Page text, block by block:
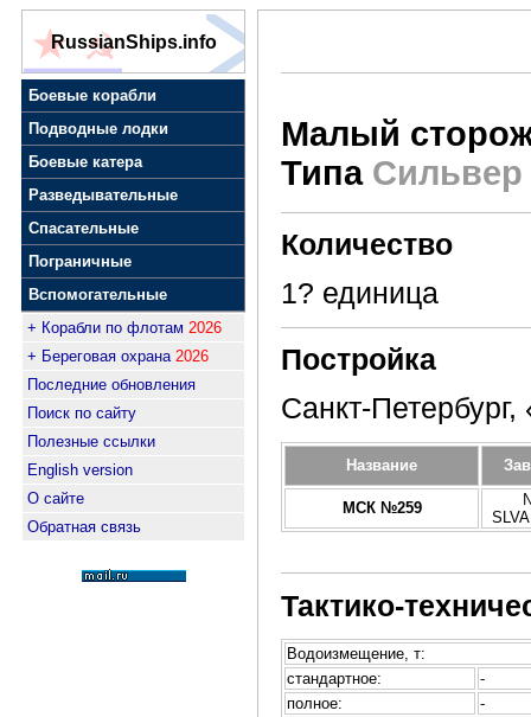
RussianShips.info
Боевые корабли
Подводные лодки
Боевые катера
Разведывательные
Спасательные
Пограничные
Вспомогательные
+ Корабли по флотам 2026
+ Береговая охрана 2026
Последние обновления
Поиск по сайту
Полезные ссылки
English version
О сайте
Обратная связь
Малый
Типа Сильвер
Количество
1? единица
Постройка
Санкт-
Название
МСК №259
Тактико-
Водоизмещение, т:
стандартное:
-
полное:
-